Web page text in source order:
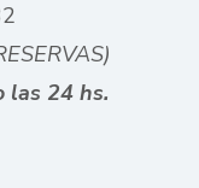
las 24 hs.